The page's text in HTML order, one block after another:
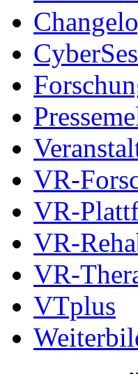
VR-
VR-
VR-
VR-
VTplus